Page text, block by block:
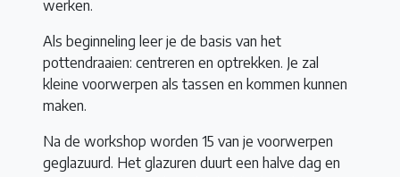
werken.
Als beginneling leer je de basis van het
pottendraaien: centreren en optrekken. Je zal
kleine voorwerpen als tassen en kommen kunnen
maken.
Na de workshop worden 15 van je voorwerpen
geglazuurd. Het glazuren duurt een halve dag en